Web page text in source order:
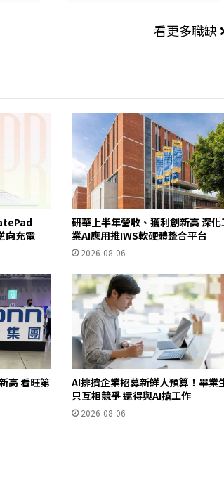
看更多職缺
向充電
研華上半年營收、獲利創新高 深化
業AI應用推IWS軟硬體整合平台
2026-08-06
高 看旺第
AI排擠企業招募新鮮人預算！畢業
只互相競爭 還得與AI搶工作
2026-08-06